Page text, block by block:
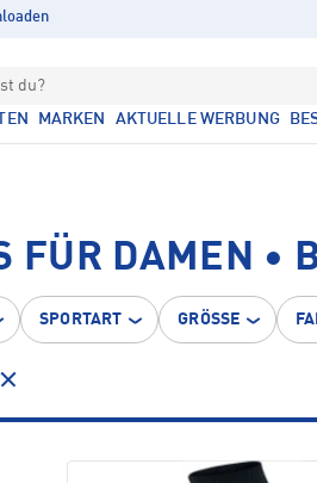
du?
MARKEN AKTUELLE WERBUNG
FÜR DAMEN •
SPORTART GRÖSSE